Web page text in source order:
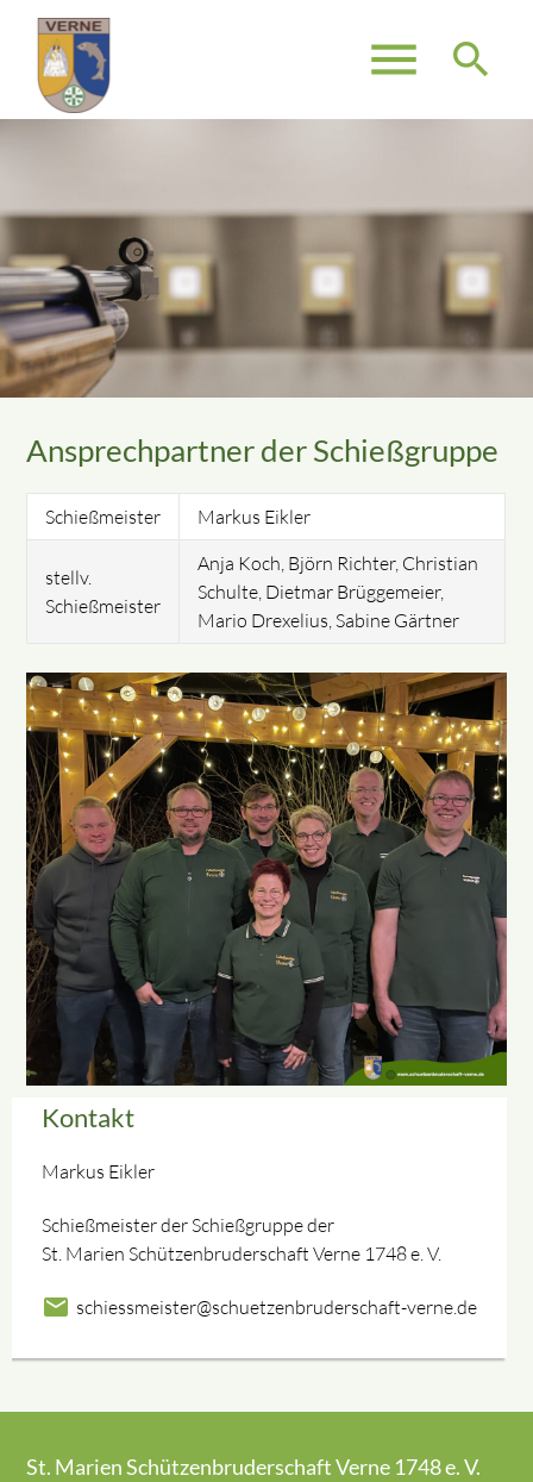
menu search
Ansprechpartner der Schießgruppe
Schießmeister Markus Eikler
stellv.
Schießmeister
Anja Koch, Björn Richter, Christian
Schulte, Dietmar Brüggemeier,
Mario Drexelius, Sabine Gärtner
Kontakt
Markus Eikler
Schießmeister der Schießgruppe der
St. Marien Schützenbruderschaft Verne 1748 e. V.
mail schiessmeister@schuetzenbruderschaft-verne.de
St. Marien Schützenbruderschaft Verne 1748 e. V.